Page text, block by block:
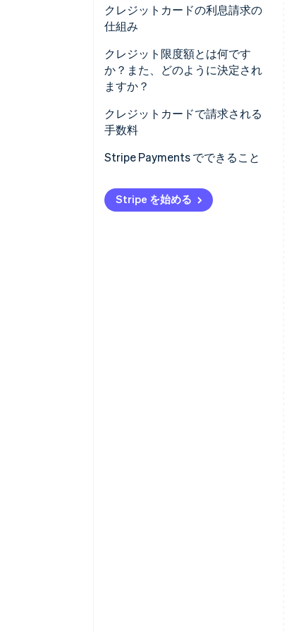
クレジットカードの利息請求の
仕組み
年率 (APR)
猶予期間
複利
利息の減額
金利の引き上げ
戦略的利払い
クレジット限度額とは何です
か？また、どのように決定され
ますか？
クレジットカードで請求される
手数料
Stripe Payments でできること
Stripe を始める